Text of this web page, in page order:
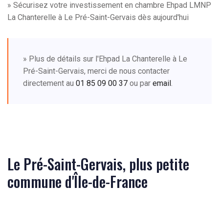
» Sécurisez votre investissement en chambre Ehpad LMNP
La Chanterelle à Le Pré-Saint-Gervais dès aujourd'hui
» Plus de détails sur l'Ehpad La Chanterelle à Le
Pré-Saint-Gervais, merci de nous contacter
directement au 01 85 09 00 37 ou par email.
Le Pré-Saint-Gervais, plus petite
commune d'Île-de-France